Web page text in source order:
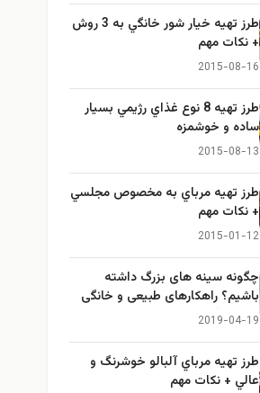
طرز تهيه خیار شور خانگي به 3 روش
+ نكات مهم
2015-08-16
طرز تهيه 8 نوع غذاي رژيمي بسيار
ساده و خوشمزه
2015-08-13
طرز تهيه مرباي به مخصوص مجلسي
+ نكات مهم
2015-01-12
چگونه سینه های بزرگ داشته
باشیم؟ راهکارهای طبیعی و خانگی
برای بزرگ کردن سینه
2019-04-19
طرز تهيه مرباي آلبالو خوشرنگ و
عالي + نكات مهم